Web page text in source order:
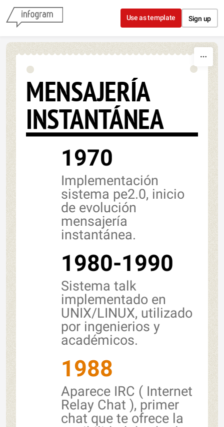
Skip to content
Use as template Sign up
MENSAJERÍA
INSTANTÁNEA
1970
Implementación
sistema pe2.0, inicio
de evolución
mensajería
instantánea.
1980-1990
Sistema talk
implementado en
UNIX/LINUX, utilizado
por ingenierios y
académicos.
1988
Aparece IRC ( Internet
Relay Chat ), primer
chat que te ofrece la